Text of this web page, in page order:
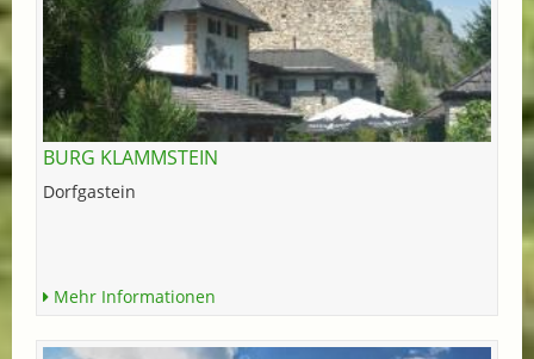
BURG KLAMMSTEIN
Dorfgastein
Mehr Informationen